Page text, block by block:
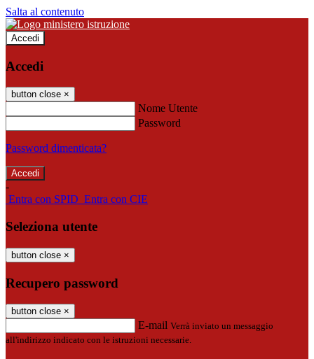
Salta al contenuto
Accedi
Accedi
button close ×
Nome Utente
Password
Password dimenticata?
-
Entra con SPID Entra con CIE
Seleziona utente
button close ×
Recupero password
button close ×
E-mail Verrà inviato un messaggio
all'indirizzo indicato con le istruzioni necessarie.